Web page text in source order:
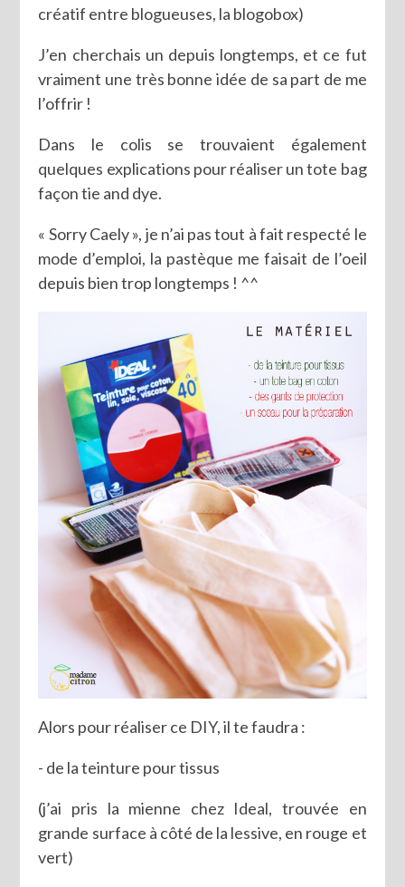
créatif entre blogueuses, la blogobox)
J’en cherchais un depuis longtemps, et ce fut
vraiment une très bonne idée de sa part de me
l’offrir !
Dans le colis se trouvaient également
quelques explications pour réaliser un tote bag
façon tie and dye.
« Sorry Caely », je n’ai pas tout à fait respecté le
mode d’emploi, la pastèque me faisait de l’oeil
depuis bien trop longtemps ! ^^
Alors pour réaliser ce DIY, il te faudra :
- de la teinture pour tissus
(j’ai pris la mienne chez Ideal, trouvée en
grande surface à côté de la lessive, en rouge et
vert)